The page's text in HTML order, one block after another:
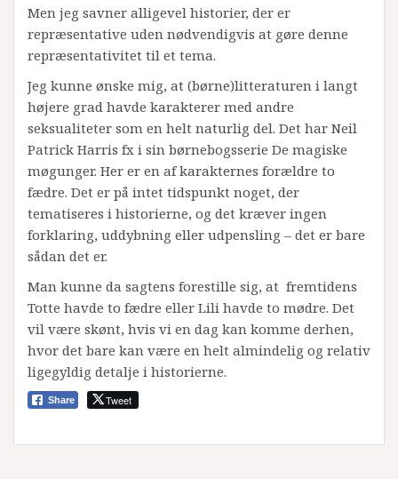
Men jeg savner alligevel historier, der er
repræsentative uden nødvendigvis at gøre denne
repræsentativitet til et tema.
Jeg kunne ønske mig, at (børne)litteraturen i langt
højere grad havde karakterer med andre
seksualiteter som en helt naturlig del. Det har Neil
Patrick Harris fx i sin børnebogsserie De magiske
møgunger. Her er en af karakternes forældre to
fædre. Det er på intet tidspunkt noget, der
tematiseres i historierne, og det kræver ingen
forklaring, uddybning eller udpensling – det er bare
sådan det er.
Man kunne da sagtens forestille sig, at fremtidens
Totte havde to fædre eller Lili havde to mødre. Det
vil være skønt, hvis vi en dag kan komme derhen,
hvor det bare kan være en helt almindelig og relativ
ligegyldig detalje i historierne.
Share Tweet